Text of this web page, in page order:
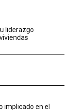
liderazgo
implicado en el